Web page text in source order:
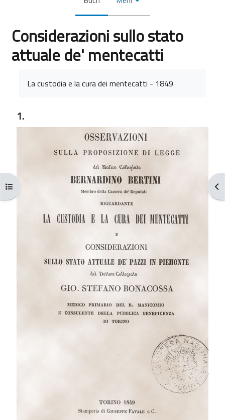
Kursindex öffnen
Considerazioni sullo stato
attuale de' mentecatti
La custodia e la cura dei mentecatti - 1849
1.